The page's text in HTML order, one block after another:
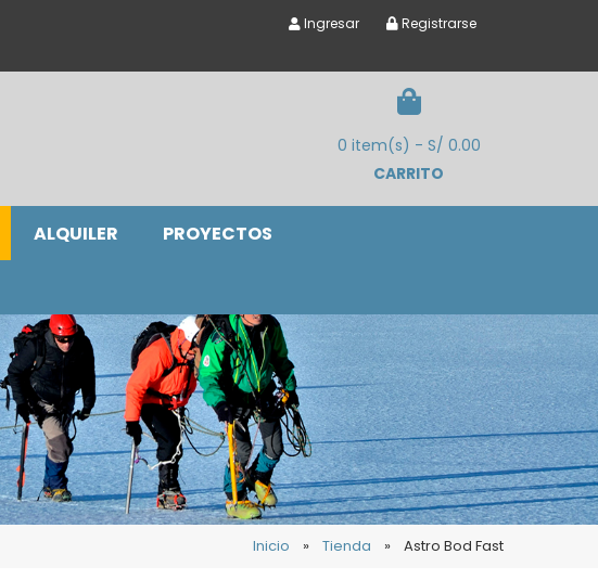
Ingresar Registrarse
0 item(s) - S/ 0.00
CARRITO
ALQUILER PROYECTOS
Inicio » Tienda » Astro Bod Fast